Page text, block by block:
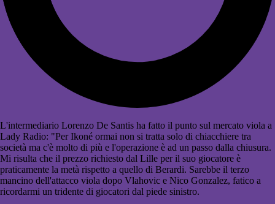
L'intermediario Lorenzo De Santis ha fatto il punto sul mercato viola a
Lady Radio: "Per Ikoné ormai non si tratta solo di chiacchiere tra
società ma c'è molto di più e l'operazione è ad un passo dalla chiusura.
Mi risulta che il prezzo richiesto dal Lille per il suo giocatore è
praticamente la metà rispetto a quello di Berardi. Sarebbe il terzo
mancino dell'attacco viola dopo Vlahovic e Nico Gonzalez, fatico a
ricordarmi un tridente di giocatori dal piede sinistro.